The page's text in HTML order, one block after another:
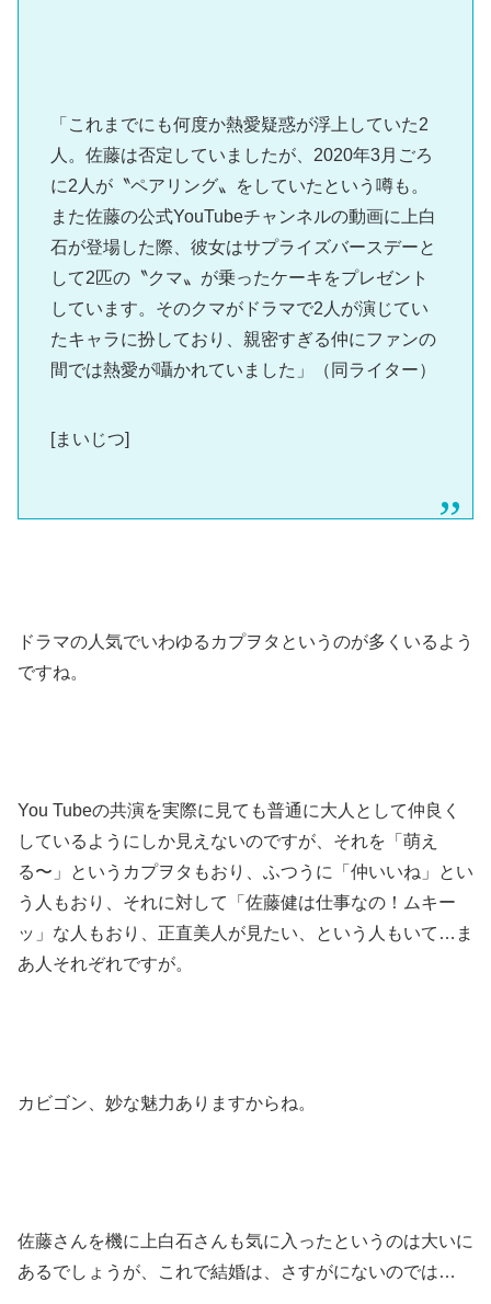
「これまでにも何度か熱愛疑惑が浮上していた2
人。佐藤は否定していましたが、2020年3月ごろ
に2人が〝ペアリング〟をしていたという噂も。
また佐藤の公式YouTubeチャンネルの動画に上白
石が登場した際、彼女はサプライズバースデーと
して2匹の〝クマ〟が乗ったケーキをプレゼント
しています。そのクマがドラマで2人が演じてい
たキャラに扮しており、親密すぎる仲にファンの
間では熱愛が囁かれていました」（同ライター）
[まいじつ]
ドラマの人気でいわゆるカプヲタというのが多くいるよう
ですね。
You Tubeの共演を実際に見ても普通に大人として仲良く
しているようにしか見えないのですが、それを「萌え
る〜」というカプヲタもおり、ふつうに「仲いいね」とい
う人もおり、それに対して「佐藤健は仕事なの！ムキー
ッ」な人もおり、正直美人が見たい、という人もいて…ま
あ人それぞれですが。
カビゴン、妙な魅力ありますからね。
佐藤さんを機に上白石さんも気に入ったというのは大いに
あるでしょうが、これで結婚は、さすがにないのでは…